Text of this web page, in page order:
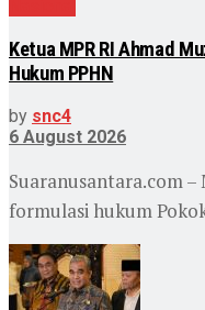
Ketua MPR RI Ahmad
Hukum PPHN
by snc4
6 August 2026
Suaranusantara.com
formulasi hukum